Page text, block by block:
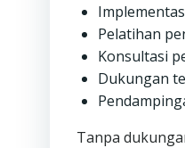
Pelatihan
Konsultasi
Dukungan
Tanpa